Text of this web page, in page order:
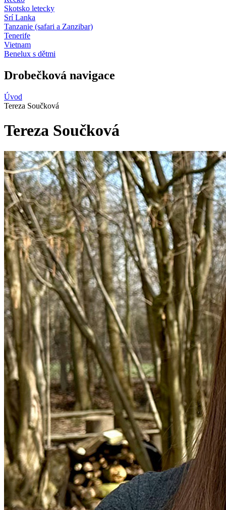
Skotsko letecky
Srí Lanka
Tanzanie (safari a Zanzibar)
Tenerife
Vietnam
Benelux s dětmi
Drobečková navigace
Úvod
Tereza Součková
Tereza Součková